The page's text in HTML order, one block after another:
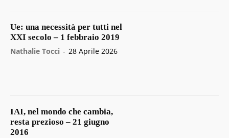
Ue: una necessità per tutti nel
XXI secolo – 1 febbraio 2019
Nathalie Tocci - 28 Aprile 2026
IAI, nel mondo che cambia,
resta prezioso – 21 giugno
2016